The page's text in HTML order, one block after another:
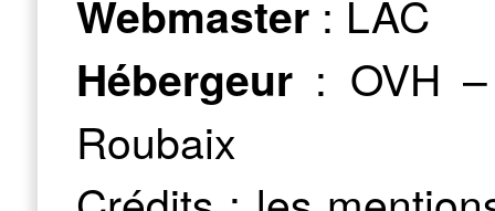
Webmaster : LAC
Hébergeur : OVH
Roubaix